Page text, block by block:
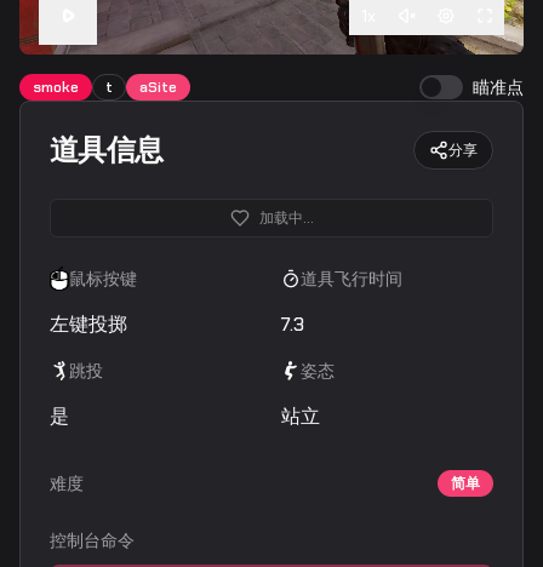
smoke t aSite 瞄准点
道具信息 分享
加载中...
鼠标按键
左键投掷
道具飞行时间
7.3
跳投
是
姿态
站立
难度 简单
控制台命令